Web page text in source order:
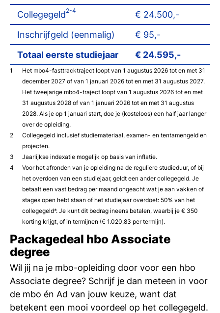
Collegegeld2-4
€ 24.500,-
Inschrijfgeld (eenmalig)
€ 95,-
Totaal eerste studiejaar
€ 24.595,-
Het mbo4-fasttracktraject loopt van 1 augustus 2026 tot en met 31
december 2027 of van 1 januari 2026 tot en met 31 augustus 2027.
Het tweejarige mbo4-traject loopt van 1 augustus 2026 tot en met
31 augustus 2028 of van 1 januari 2026 tot en met 31 augustus
2028. Als je op 1 januari start, doe je (kosteloos) een half jaar langer
over de opleiding.
Collegegeld inclusief studiemateriaal, examen- en tentamengeld en
projecten.
Jaarlijkse indexatie mogelijk op basis van inflatie.
Voor het afronden van je opleiding na de reguliere studieduur, of bij
het overdoen van een studiejaar, geldt een ander collegegeld. Je
betaalt een vast bedrag per maand ongeacht wat je aan vakken of
stages open hebt staan of het studiejaar overdoet: 50% van het
collegegeld*. Je kunt dit bedrag ineens betalen, waarbij je € 350
korting krijgt, of in termijnen (€ 1.020,83 per termijn).
Packagedeal hbo Associate
degree
Wil jij na je mbo-opleiding door voor een hbo
Associate degree? Schrijf je dan meteen in voor
de mbo én Ad van jouw keuze, want dat
betekent een mooi voordeel op het collegegeld.